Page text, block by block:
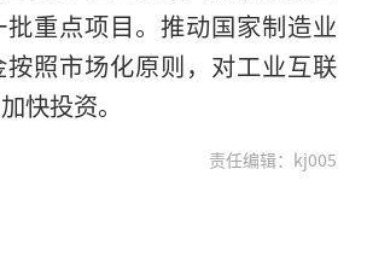
重点项目。推动国家制造业
照市场化原则，对工业互联
快投资。
责任编辑：kj005